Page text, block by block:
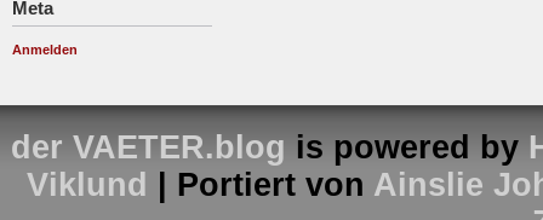
Meta
Anmelden
der VAETER.blog is powered by
Viklund
| Portiert von Ainslie